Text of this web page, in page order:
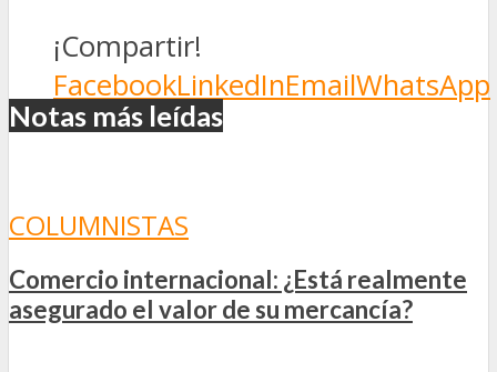
¡Compartir!
FacebookLinkedInEmailWhatsApp
Notas más leídas
COLUMNISTAS
Comercio internacional: ¿Está realmente
asegurado el valor de su mercancía?